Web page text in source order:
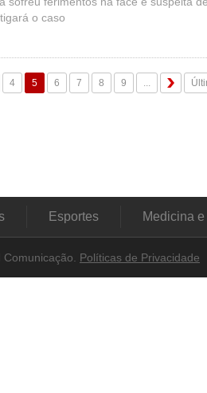
o caso
4 5 6 7 8 9 ...
Esportes Medicina
Políticas de Privacidade